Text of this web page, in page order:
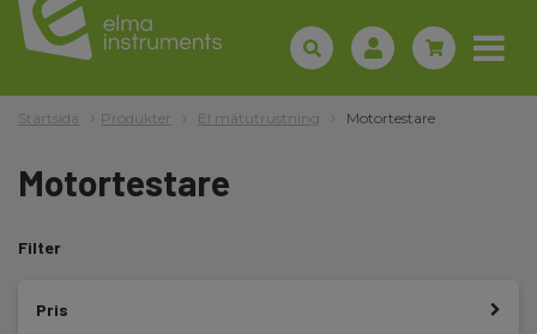
Startsida Produkter El mätutrustning Motortestare
Motortestare
Filter
Pris